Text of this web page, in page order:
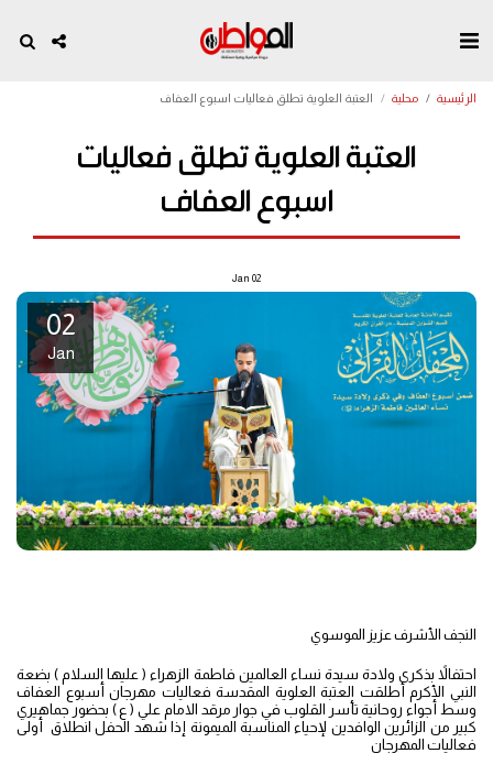
الرئيسية محلية العتبة العلوية تطلق فعاليات اسبوع العفاف
العتبة العلوية تطلق فعاليات
اسبوع العفاف
02
Jan
02
Jan
النجف الأشرف عزيز الموسوي
احتفالاً بذكرى ولادة سيدة نساء العالمين فاطمة الزهراء ( عليها السلام ) بضعة
النبي الأكرم أطلقت العتبة العلوية المقدسة فعاليات مهرجان أسبوع العفاف
وسط أجواء روحانية تأسر القلوب في جوار مرقد الامام علي ( ع ) بحضور جماهيري
كبير من الزائرين الوافدين لإحياء المناسبة الميمونة إذا شهد الحفل انطلاق أولى
فعاليات المهرجان